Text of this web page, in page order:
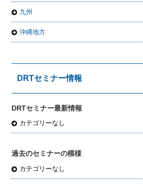
九州
沖縄地方
DRTセミナー情報
DRTセミナー最新情報
カテゴリーなし
過去のセミナーの模様
カテゴリーなし